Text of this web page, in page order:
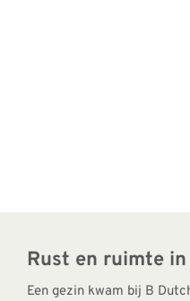
Rust en ruimte
Een gezin kwam bij B